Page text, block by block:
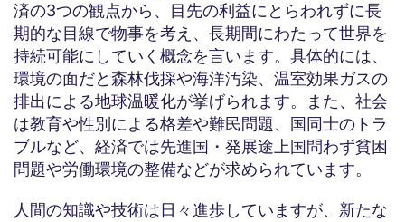
済の3つの観点から、目先の利益にとらわれずに長
期的な目線で物事を考え、長期間にわたって世界を
持続可能にしていく概念を言います。具体的には、
環境の面だと森林伐採や海洋汚染、温室効果ガスの
排出による地球温暖化が挙げられます。また、社会
は教育や性別による格差や難民問題、国同士のトラ
ブルなど、経済では先進国・発展途上国問わず貧困
問題や労働環境の整備などが求められています。
人間の知識や技術は日々進歩していますが、新たな